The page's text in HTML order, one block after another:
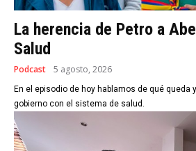
La herencia de Petro a
Salud
Podcast 5 agosto, 2026
En el episodio de hoy hablamos de qué queda
gobierno con el sistema de salud.